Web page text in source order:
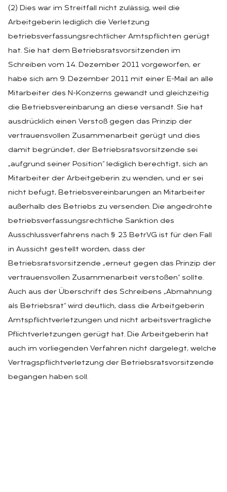
(2) Dies war im Streitfall nicht zulässig, weil die
Arbeitgeberin lediglich die Verletzung
betriebsverfassungsrechtlicher Amtspflichten gerügt
hat. Sie hat dem Betriebsratsvorsitzenden im
Schreiben vom 14. Dezember 2011 vorgeworfen, er
habe sich am 9. Dezember 2011 mit einer E-Mail an alle
Mitarbeiter des N-Konzerns gewandt und gleichzeitig
die Betriebsvereinbarung an diese versandt. Sie hat
ausdrücklich einen Verstoß gegen das Prinzip der
vertrauensvollen Zusammenarbeit gerügt und dies
damit begründet, der Betriebsratsvorsitzende sei
„aufgrund seiner Position“ lediglich berechtigt, sich an
Mitarbeiter der Arbeitgeberin zu wenden, und er sei
nicht befugt, Betriebsvereinbarungen an Mitarbeiter
außerhalb des Betriebs zu versenden. Die angedrohte
betriebsverfassungsrechtliche Sanktion des
Ausschlussverfahrens nach § 23 BetrVG ist für den Fall
in Aussicht gestellt worden, dass der
Betriebsratsvorsitzende „erneut gegen das Prinzip der
vertrauensvollen Zusammenarbeit verstoßen“ sollte.
Auch aus der Überschrift des Schreibens „Abmahnung
als Betriebsrat“ wird deutlich, dass die Arbeitgeberin
Amtspflichtverletzungen und nicht arbeitsvertragliche
Pflichtverletzungen gerügt hat. Die Arbeitgeberin hat
auch im vorliegenden Verfahren nicht dargelegt, welche
Vertragspflichtverletzung der Betriebsratsvorsitzende
begangen haben soll.